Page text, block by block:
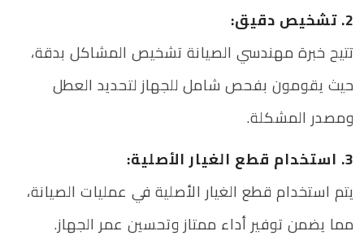
2. تشخيص دقيق:
تتيح خبرة مهندسي الصيانة تشخيص المشاكل بدقة،
حيث يقومون بفحص شامل للجهاز لتحديد العطل
ومصدر المشكلة.
3. استخدام قطع الغيار الأصلية:
يتم استخدام قطع الغيار الأصلية في عمليات الصيانة،
مما يضمن توفير أداء ممتاز وتحسين عمر الجهاز.